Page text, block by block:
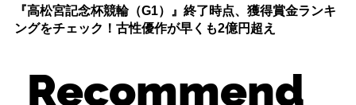
『高松宮記念杯競輪（G1）』終了時点、獲得賞金ランキ
ングをチェック！古性優作が早くも2億円超え
Recommend